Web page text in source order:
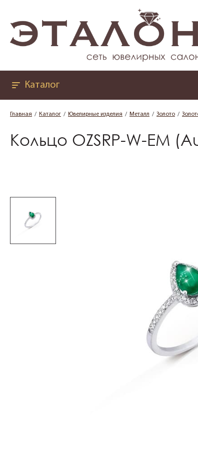
Каталог
Главная Каталог Ювелирные изделия Металл Золото
Кольцо OZSRP-W-EM